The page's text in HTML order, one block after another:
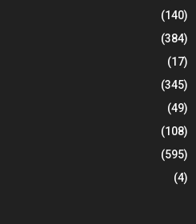
(140)
(384)
(17)
(345)
(49)
(108)
(595)
(4)